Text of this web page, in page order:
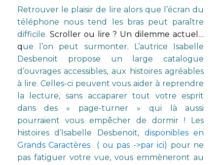
Retrouver le plaisir de lire alors que l’écran du
téléphone nous tend les bras peut paraître
difficile. Scroller ou lire ? Un dilemme actuel…
que l’on peut surmonter. L’autrice Isabelle
Desbenoit propose un large catalogue
d’ouvrages accessibles, aux histoires agréables
à lire. Celles-ci peuvent vous aider à reprendre
la lecture, sans accaparer tout votre esprit
dans des « page-turner » qui là aussi
pourraient vous empêcher de dormir ! Les
histoires d’Isabelle Desbenoit, disponibles en
Grands Caractères
( ou pas ->par ici) pour ne
pas fatiguer votre vue, vous emmèneront au